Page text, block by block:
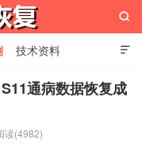
复

技术资料

通病数据恢复成
读(4982)